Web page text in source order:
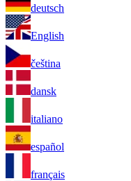
deutsch
English
čeština
dansk
italiano
español
français